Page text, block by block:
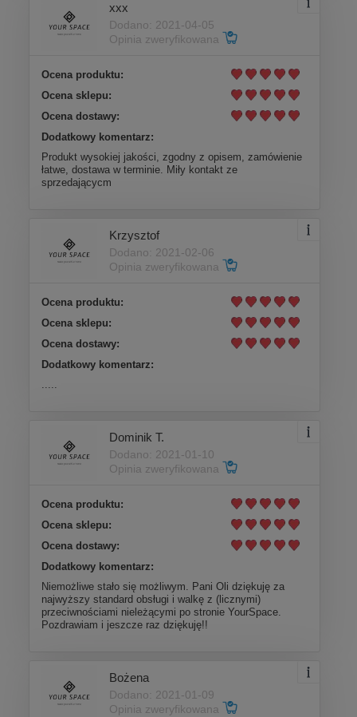
xxx
Dodano: 2021-04-05
Opinia zweryfikowana
Ocena produktu:
Ocena sklepu:
Ocena dostawy:
Dodatkowy komentarz:
Produkt wysokiej jakości, zgodny z opisem, zamówienie
łatwe, dostawa w terminie. Miły kontakt ze
sprzedającycm
Krzysztof
Dodano: 2021-02-06
Opinia zweryfikowana
Ocena produktu:
Ocena sklepu:
Ocena dostawy:
Dodatkowy komentarz:
Dominik T.
Dodano: 2021-01-10
Opinia zweryfikowana
Ocena produktu:
Ocena sklepu:
Ocena dostawy:
Dodatkowy komentarz:
Niemożliwe stało się możliwym. Pani Oli dziękuję za
najwyższy standard obsługi i walkę z (licznymi)
przeciwnościami nieleżącymi po stronie YourSpace.
Pozdrawiam i jeszcze raz dziękuję!!
Bożena
Dodano: 2021-01-09
Opinia zweryfikowana